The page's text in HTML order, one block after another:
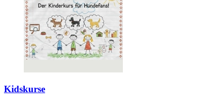
Kidskurse